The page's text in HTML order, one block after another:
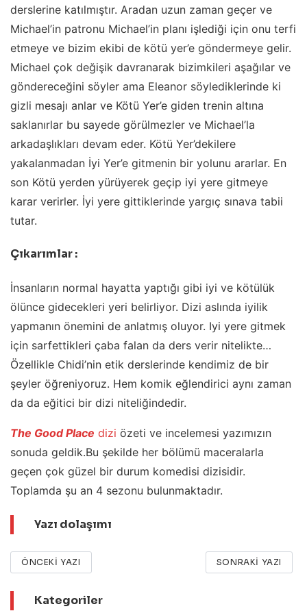
derslerine katılmıştır. Aradan uzun zaman geçer ve
Michael’in patronu Michael’in planı işlediği için onu terfi
etmeye ve bizim ekibi de kötü yer’e göndermeye gelir.
Michael çok değişik davranarak bizimkileri aşağılar ve
göndereceğini söyler ama Eleanor söylediklerinde ki
gizli mesajı anlar ve Kötü Yer’e giden trenin altına
saklanırlar bu sayede görülmezler ve Michael’la
arkadaşlıkları devam eder. Kötü Yer’dekilere
yakalanmadan İyi Yer’e gitmenin bir yolunu ararlar. En
son Kötü yerden yürüyerek geçip iyi yere gitmeye
karar verirler. İyi yere gittiklerinde yargıç sınava tabii
tutar.
Çıkarımlar :
İnsanların normal hayatta yaptığı gibi iyi ve kötülük
ölünce gidecekleri yeri belirliyor. Dizi aslında iyilik
yapmanın önemini de anlatmış oluyor. Iyi yere gitmek
için sarfettikleri çaba falan da ders verir nitelikte…
Özellikle Chidi’nin etik derslerinde kendimiz de bir
şeyler öğreniyoruz. Hem komik eğlendirici aynı zaman
da da eğitici bir dizi niteliğindedir.
The Good Place dizi özeti ve incelemesi yazımızın
sonuda geldik.Bu şekilde her bölümü maceralarla
geçen çok güzel bir durum komedisi dizisidir.
Toplamda şu an 4 sezonu bulunmaktadır.
Yazı dolaşımı
ÖNCEKI YAZI SONRAKI YAZI
Kategoriler